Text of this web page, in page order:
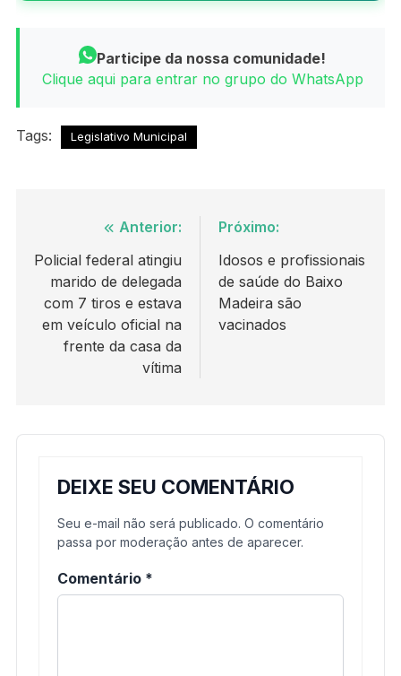
Participe da nossa comunidade!
Clique aqui para entrar no grupo do WhatsApp
Tags: Legislativo Municipal
Navegação
de
Post
Anterior:
Policial federal atingiu
marido de delegada
com 7 tiros e estava
em veículo oficial na
frente da casa da
vítima
Próximo:
Idosos e profissionais
de saúde do Baixo
Madeira são
vacinados
DEIXE SEU COMENTÁRIO
Seu e-mail não será publicado. O comentário
passa por moderação antes de aparecer.
Comentário *